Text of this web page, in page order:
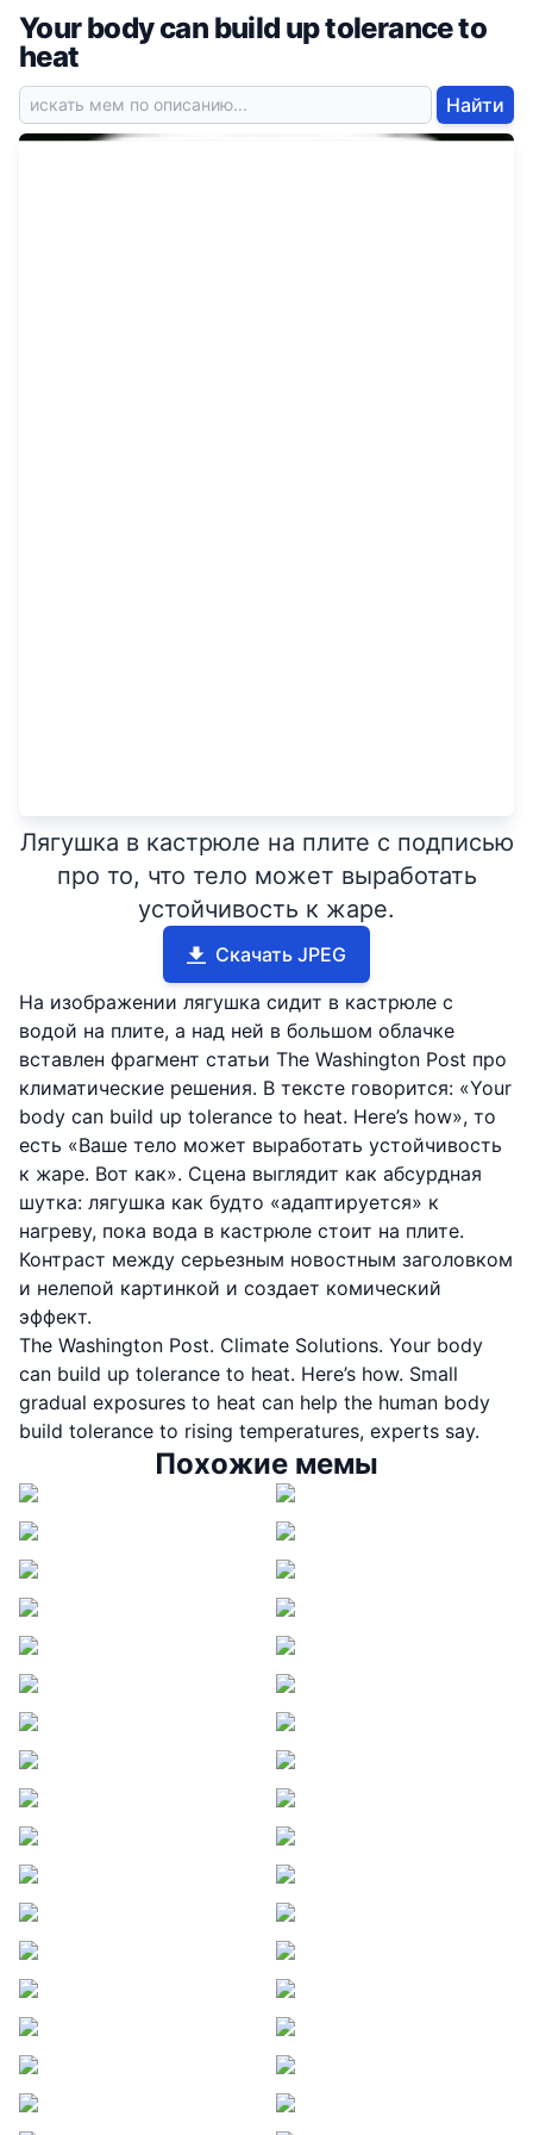
Your body can build up tolerance to
heat
Найти
Лягушка в кастрюле на плите с подписью
про то, что тело может выработать
устойчивость к жаре.
Скачать JPEG
На изображении лягушка сидит в кастрюле с
водой на плите, а над ней в большом облачке
вставлен фрагмент статьи The Washington Post про
климатические решения. В тексте говорится: «Your
body can build up tolerance to heat. Here’s how», то
есть «Ваше тело может выработать устойчивость
к жаре. Вот как». Сцена выглядит как абсурдная
шутка: лягушка как будто «адаптируется» к
нагреву, пока вода в кастрюле стоит на плите.
Контраст между серьезным новостным заголовком
и нелепой картинкой и создает комический
эффект.
The Washington Post. Climate Solutions. Your body
can build up tolerance to heat. Here’s how. Small
gradual exposures to heat can help the human body
build tolerance to rising temperatures, experts say.
Похожие мемы